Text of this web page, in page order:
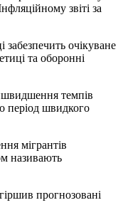
звіті за
очікуване
та оборонні
темпів
період швидкого
мігрантів
називають
прогнозовані